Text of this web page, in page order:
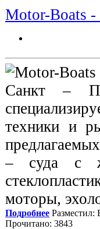
Motor-Boats -
Санкт –
техники и
– суда с
моторы,
Подробнее Разместил:
Прочитано: 3843